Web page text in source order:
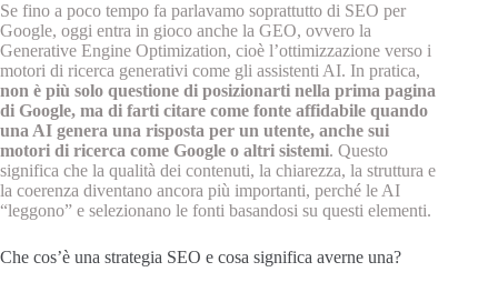
Se fino a poco tempo fa parlavamo soprattutto di SEO per
Google, oggi entra in gioco anche la GEO, ovvero la
Generative Engine Optimization, cioè l’ottimizzazione verso i
motori di ricerca generativi come gli assistenti AI. In pratica,
non è più solo questione di posizionarti nella prima pagina
di Google, ma di farti citare come fonte affidabile quando
una AI genera una risposta per un utente, anche sui
motori di ricerca come Google o altri sistemi. Questo
significa che la qualità dei contenuti, la chiarezza, la struttura e
la coerenza diventano ancora più importanti, perché le AI
“leggono” e selezionano le fonti basandosi su questi elementi.
Che cos’è una strategia SEO e cosa significa averne una?